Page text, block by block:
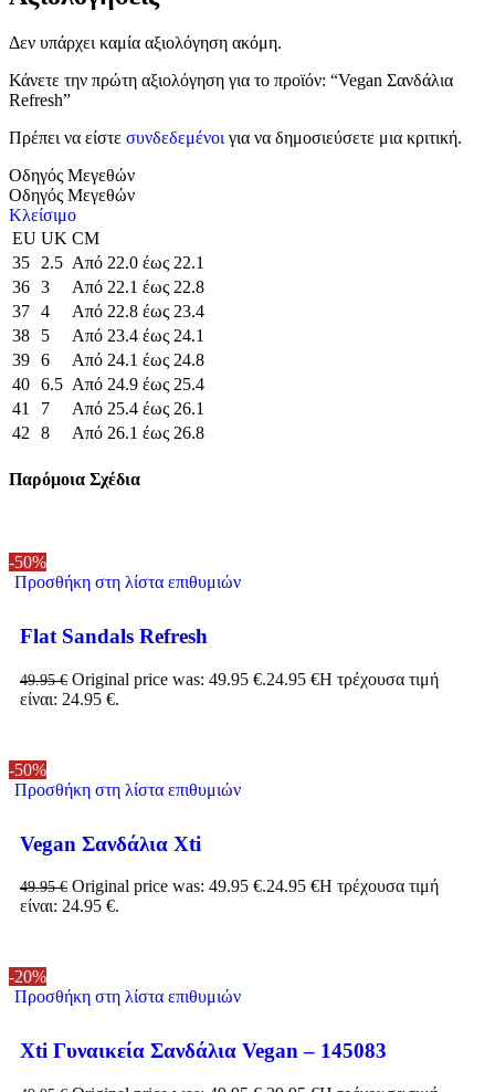
Δεν υπάρχει καμία αξιολόγηση ακόμη.
Κάνετε την πρώτη αξιολόγηση για το προϊόν: “Vegan Σανδάλια
Refresh”
Πρέπει να είστε συνδεδεμένοι για να δημοσιεύσετε μια κριτική.
Οδηγός Μεγεθών
Οδηγός Μεγεθών
Κλείσιμο
EU UK CM
35
2.5 Από 22.0 έως 22.1
36 3
Από 22.1 έως 22.8
37 4
Από 22.8 έως 23.4
38
5
Από 23.4 έως 24.1
39 6
Από 24.1 έως 24.8
40 6.5 Από 24.9 έως 25.4
41
7
Από 25.4 έως 26.1
42
8 Από 26.1 έως 26.8
Παρόμοια Σχέδια
-50%
Προσθήκη στη λίστα επιθυμιών
Flat Sandals Refresh
49.95€ Original price was: 49.95 €.24.95 €Η τρέχουσα τιμή
είναι: 24.95 €.
-50%
Προσθήκη στη λίστα επιθυμιών
Vegan Σανδάλια Xti
49.95€ Original price was: 49.95 €.24.95 €Η τρέχουσα τιμή
είναι: 24.95 €.
-20%
Προσθήκη στη λίστα επιθυμιών
Xti Γυναικεία Σανδάλια Vegan – 145083